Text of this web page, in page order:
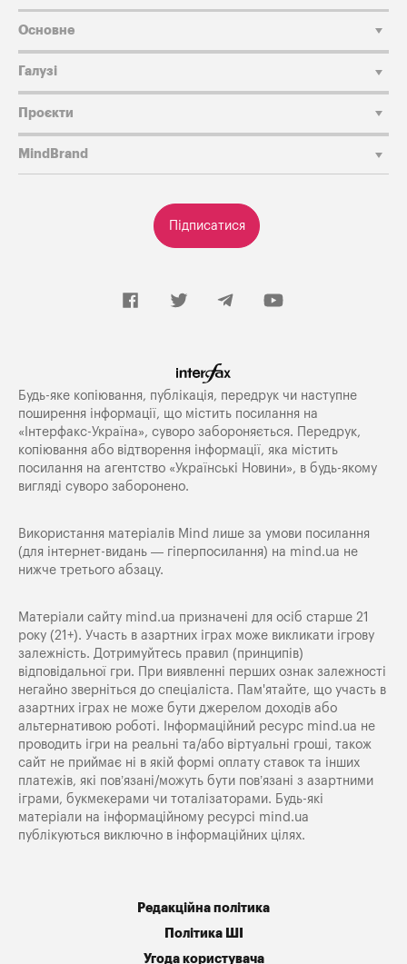
Підписатися
Основне
Галузі
Проєкти
MindBrand
Будь-яке копiювання, публiкацiя, передрук чи наступне
поширення iнформацiї, що мiстить посилання на
«Iнтерфакс-Україна», суворо забороняється. Передрук,
копіювання або відтворення інформації, яка містить
посилання на агентство «Українські Новини», в будь-якому
вигляді суворо заборонено.
Використання матеріалів Mind лише за умови посилання
(для інтернет-видань — гіперпосилання) на mind.ua не
нижче третього абзацу.
Матеріали сайту mind.ua призначені для осіб старше 21
року (21+). Участь в азартних іграх може викликати ігрову
залежність. Дотримуйтесь правил (принципів)
відповідальної гри. При виявленні перших ознак залежності
негайно зверніться до спеціаліста. Пам'ятайте, що участь в
азартних іграх не може бути джерелом доходів або
альтернативою роботі. Інформаційний ресурс mind.ua не
проводить ігри на реальні та/або віртуальні гроші, також
сайт не приймає ні в якій формі оплату ставок та інших
платежів, які пов’язані/можуть бути пов’язані з азартними
іграми, букмекерами чи тоталізаторами. Будь-які
матеріали на інформаційному ресурсі mind.ua
публікуються виключно в інформаційних цілях.
Редакційна політика
Політика ШІ
Угода користувача